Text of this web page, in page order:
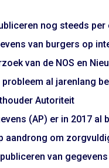
nog steeds per
van burgers op
van de NOS en
al jarenlang
Autoriteit
(AP) er in 2017 al
aandrong om
van gegevens